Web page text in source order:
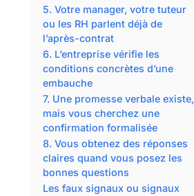
5. Votre manager, votre tuteur
ou les RH parlent déjà de
l’après-contrat
6. L’entreprise vérifie les
conditions concrètes d’une
embauche
7. Une promesse verbale existe,
mais vous cherchez une
confirmation formalisée
8. Vous obtenez des réponses
claires quand vous posez les
bonnes questions
Les faux signaux ou signaux